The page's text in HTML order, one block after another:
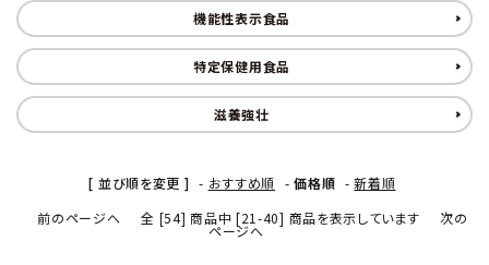
機能性表示食品
特定保健用食品
滋養強壮
[ 並び順を変更 ] - おすすめ順 -価格順 -新着順
前のページへ
全 [54] 商品中 [21-40] 商品を表示しています 次の
ページへ